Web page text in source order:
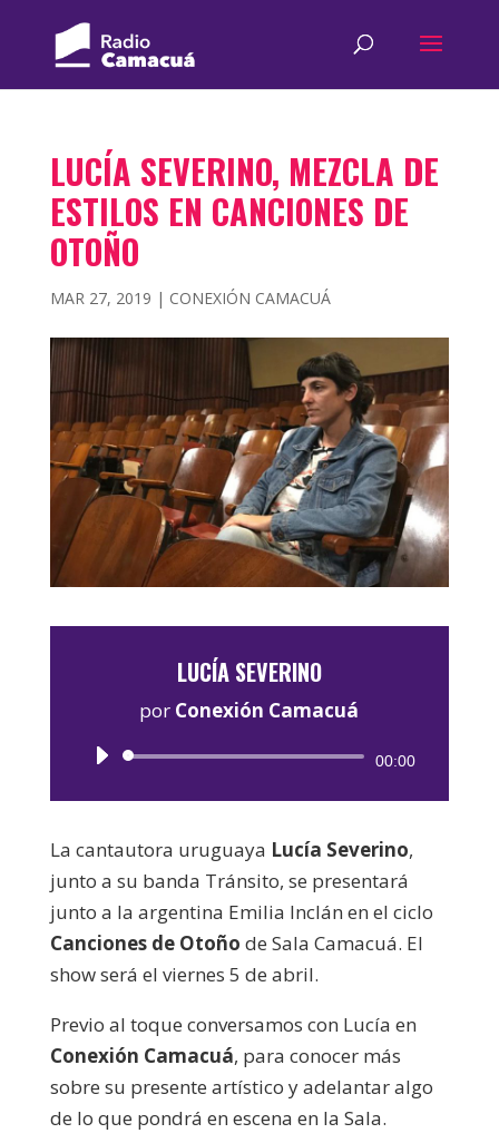
LUCÍA SEVERINO, MEZCLA DE
ESTILOS EN CANCIONES DE
OTOÑO
MAR 27, 2019 | CONEXIÓN CAMACUÁ
LUCÍA SEVERINO
por Conexión Camacuá
Reproductor
00:00
La cantautora uruguaya Lucía Severino,
junto a su banda Tránsito, se presentará
junto a la argentina Emilia Inclán en el ciclo
Canciones de Otoño de Sala Camacuá. El
show será el viernes 5 de abril.
Previo al toque conversamos con Lucía en
Conexión Camacuá, para conocer más
sobre su presente artístico y adelantar algo
de lo que pondrá en escena en la Sala.